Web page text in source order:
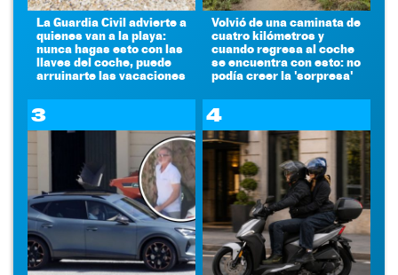
La Guardia Civil advierte a
quienes van a la playa:
nunca hagas esto con las
llaves del coche, puede
arruinarte las vacaciones
Volvió de una caminata de
cuatro kilómetros y
cuando regresa al coche
se encuentra con esto: no
podía creer la 'sorpresa'
3 4